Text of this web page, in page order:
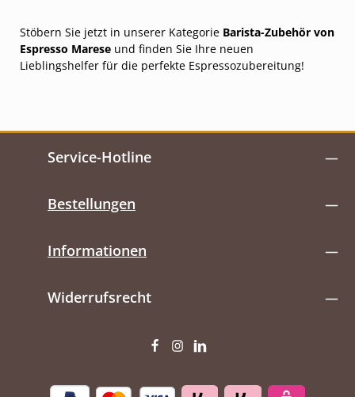
Stöbern Sie jetzt in unserer Kategorie Barista-Zubehör von
Espresso Marese und finden Sie Ihre neuen
Lieblingshelfer für die perfekte Espressozubereitung!
Service-Hotline
Bestellungen
Informationen
Widerrufsrecht